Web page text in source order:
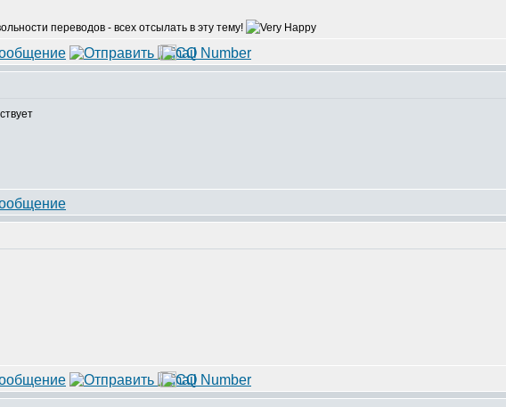
переводов - всех отсылать в эту тему!